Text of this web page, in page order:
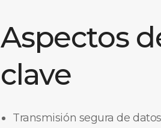
Aspectos
clave
Transmisión segura de